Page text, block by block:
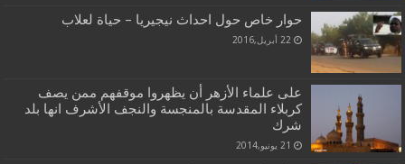
حوار خاص حول احداث نيجيريا – حياة لعلاب
22 أبريل,2016
على علماء الأزهر أن يظهروا موقفهم ممن يصف
كربلاء المقدسة بالمنجسة والنجف الأشرف انها بلد
شرك
21 يونيو,2014